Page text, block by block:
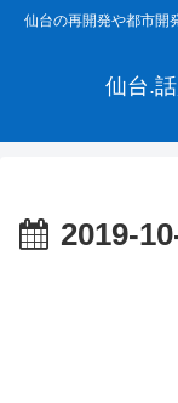
仙台の再開発や都市開
仙台.
2019-